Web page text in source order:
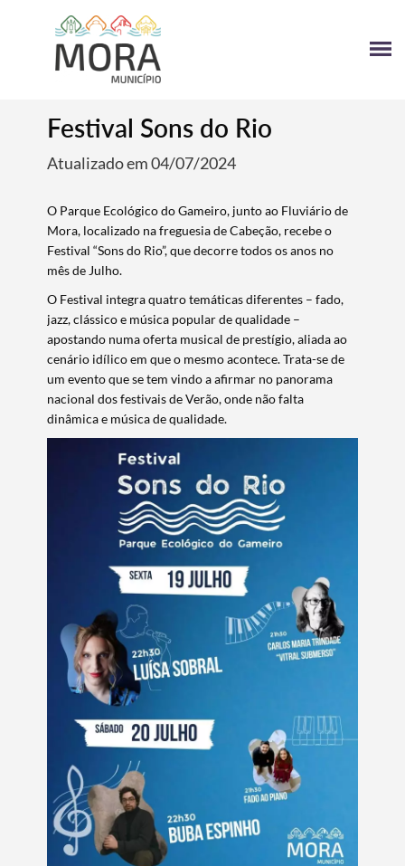
Termo de Pesquisa
Festival Sons do Rio
Atualizado em 04/07/2024
​O Parque Ecológico do Gameiro, junto ao Fluviário de
Mora, localizado na freguesia de Cabeção, recebe o
Festival “Sons do Rio”, que decorre todos os anos no
mês de Julho.
O Festival integra quatro temáticas diferentes – fado,
jazz, clássico e música popular de qualidade –
apostando numa oferta musical de prestígio, aliada ao
cenário idílico em que o mesmo acontece. Trata-se de
um evento que se tem vindo a afirmar no panorama
nacional dos festivais de Verão, onde não falta
dinâmica e música de qualidade.